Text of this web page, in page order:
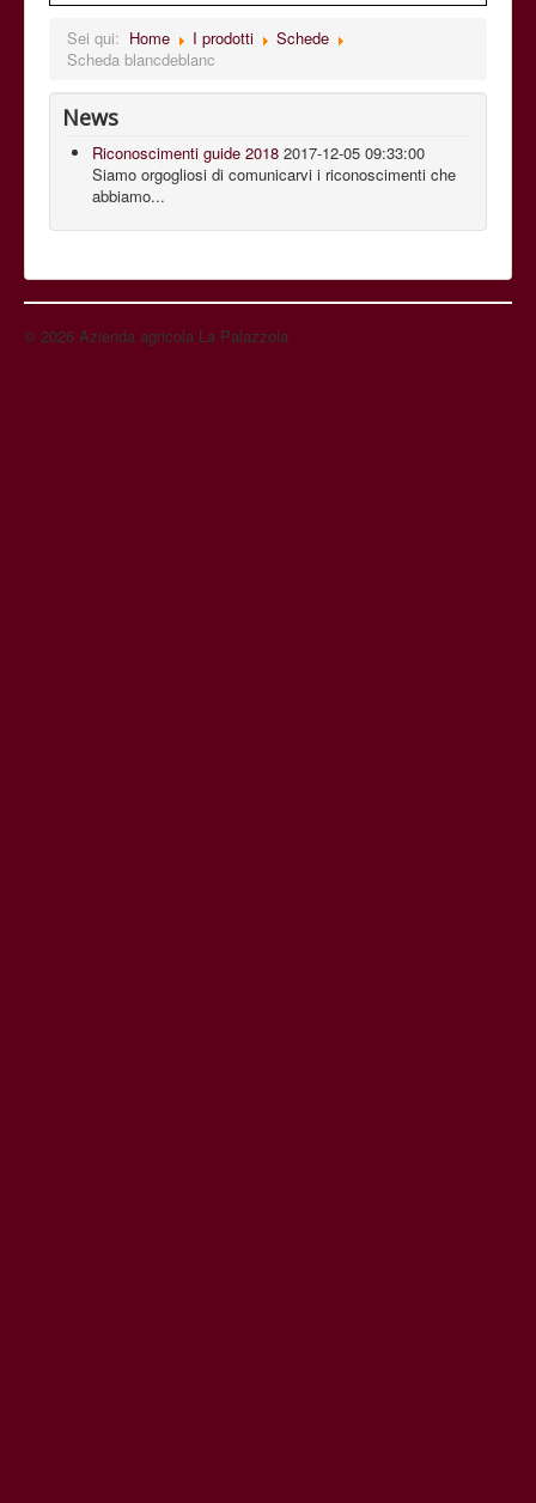
Sei qui: Home I prodotti
Schede
Scheda blancdeblanc
News
Riconoscimenti guide 2018 2017-12-05 09:33:00
Siamo orgogliosi di comunicarvi i riconoscimenti che
abbiamo...
© 2026 Azienda agricola La Palazzola